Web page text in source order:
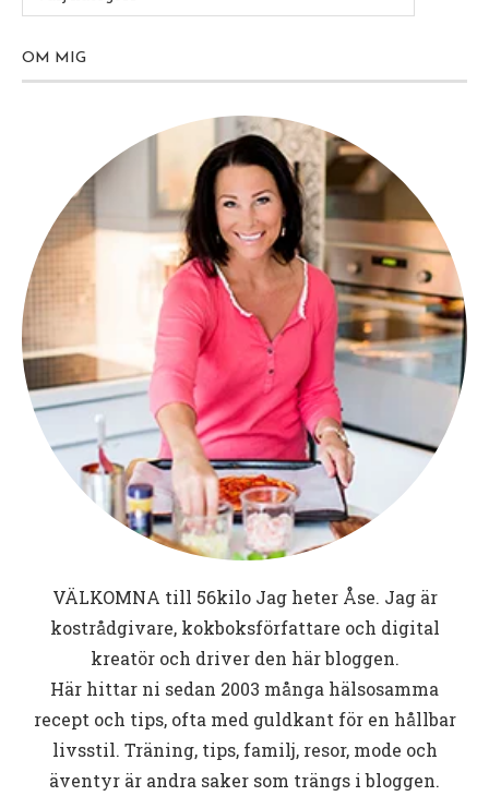
OM MIG
VÄLKOMNA till 56kiloJag heter Åse. Jag är
kostrådgivare, kokboksförfattare och digital
kreatör och driver den här bloggen.
Här hittar ni sedan 2003 många hälsosamma
recept och tips, ofta med guldkant för en hållbar
livsstil. Träning, tips, familj, resor, mode och
äventyr är andra saker som trängs i bloggen.